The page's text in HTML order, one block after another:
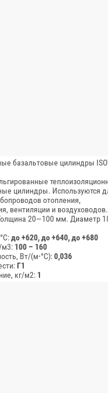
базальтовые цилиндры
цилиндры. Используются
отопления,
вентиляции и воздуховодов.
20—100 мм. Диаметр
до +620, до +640, до +680
м3: 100 – 160
Вт/(м⋅°С):0,036
Г1
кг/м2: 1